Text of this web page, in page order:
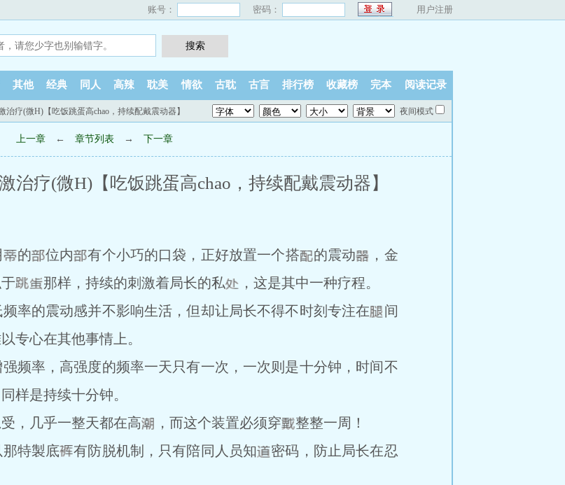
账号： 密码： 用户注册
其他 经典 同人 高辣 耽美 情欲 古耽 古言 排行榜 收藏榜 完本 阅读记录
治疗(微H)【吃饭跳蛋高chao，持续配戴震动器】 夜间模式
上一章 ← 章节列表 → 下一章
治疗(微H)【吃饭跳蛋高chao，持续配戴震动器】
的 位内 有个小巧的口袋，正好放置一个搭 的震动
，金
那样，持续的刺激着局长的私
，这是其中一种疗程。
的震动感并不影响生活，但却让局长不得不时刻专注在
间
专心在其他事情上。
频率，高强度的频率一天只有一次，一次则是十分钟，时间不
样是持续十分钟。
，几乎一整天都在高
，而这个装置必须穿
整整一周！
特製底
有防脱机制，只有陪同人员知
密码，防止局长在忍